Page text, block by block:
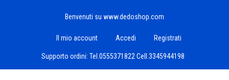
Benvenuti su www.dedoshop.com
Il mio account Accedi Registrati
Supporto ordini: Tel.0555371822 Cell.3345944198